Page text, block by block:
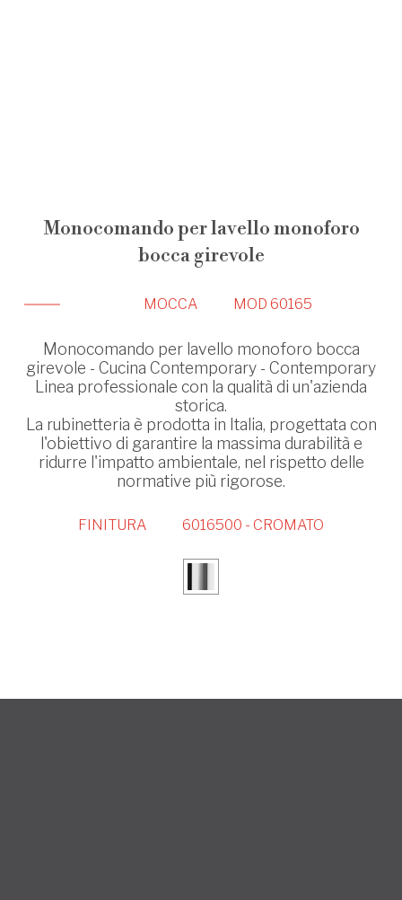
Monocomando per lavello monoforo
bocca girevole
MOCCA MOD 60165
Monocomando per lavello monoforo bocca
girevole - Cucina Contemporary - Contemporary
Linea professionale con la qualità di un'azienda
storica.
La rubinetteria è prodotta in Italia, progettata con
l'obiettivo di garantire la massima durabilità e
ridurre l'impatto ambientale, nel rispetto delle
normative più rigorose.
FINITURA 6016500 - CROMATO